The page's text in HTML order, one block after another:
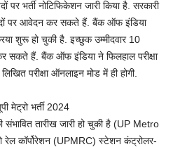
भर्ती नोटिफिकेशन जारी किया है. सरकारी
पर आवेदन कर सकते हैं. बैंक ऑफ इंडिया
शुरू हो चुकी है. इच्छुक उम्मीदवार 10
हैं. बैंक ऑफ इंडिया ने फिलहाल परीक्षा
परीक्षा ऑनलाइन मोड में ही होगी.
मेट्रो भर्ती 2024
संभावित तारीख जारी हो चुकी है (UP Metro
कॉर्पोरेशन (UPMRC) स्टेशन कंट्रोलर-